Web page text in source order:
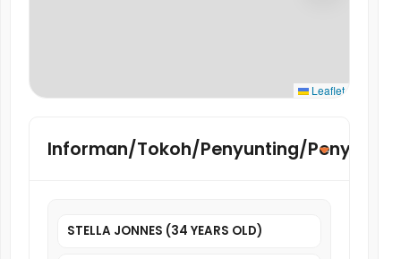
Leaflet
Informan/Tokoh/Penyunting/Penyelidik
STELLA JONNES (34 YEARS OLD)